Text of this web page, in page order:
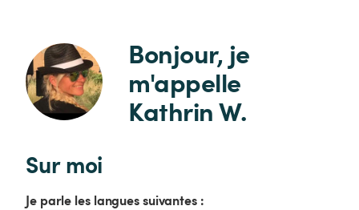
Bonjour, je
m'appelle
Kathrin W.
Sur moi
Je parle les langues suivantes :